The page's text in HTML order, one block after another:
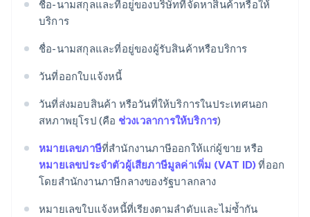
ชื่อ-นามสกุลและที่อยู่ของบริษัทที่จัดหาสินค้าหรือให้
บริการ
ชื่อ-นามสกุลและที่อยู่ของผู้รับสินค้าหรือบริการ
วันที่ออกใบแจ้งหนี้
วันที่ส่งมอบสินค้า หรือวันที่ให้บริการในประเทศนอก
สหภาพยุโรป (คือ ช่วงเวลาการให้บริการ)
หมายเลขภาษีที่สำนักงานภาษีออกให้แก่ผู้ขาย หรือ
หมายเลขประจำตัวผู้เสียภาษีมูลค่าเพิ่ม (VAT ID)ที่ออก
โดยสำนักงานภาษีกลางของรัฐบาลกลาง
หมายเลขใบแจ้งหนี้ที่เรียงตามลำดับและไม่ซ้ำกัน